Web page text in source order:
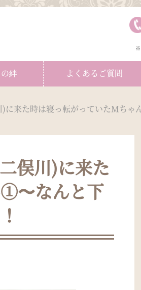
※
絆 よくあるご質問
に来た時は寝っ転がっていたMちゃ
俣川)に来た
〜なんと下